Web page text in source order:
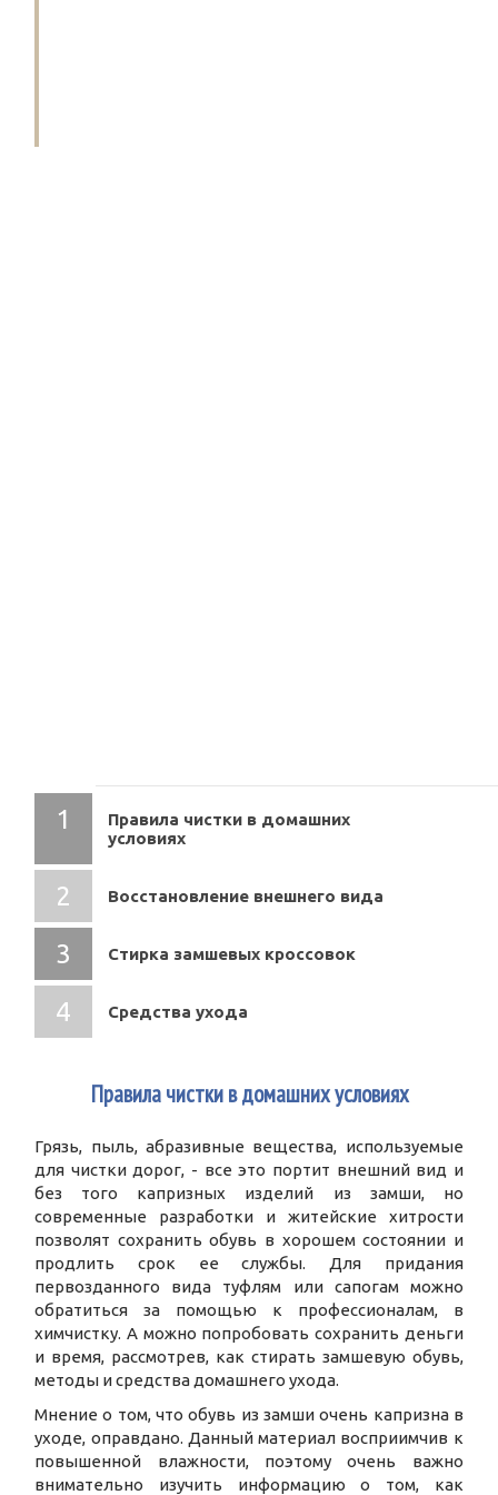
Правила чистки в домашних
условиях
Восстановление внешнего вида
Стирка замшевых кроссовок
Средства ухода
Правила чистки в домашних условиях
Грязь, пыль, абразивные вещества, используемые
для чистки дорог, - все это портит внешний вид и
без того капризных изделий из замши, но
современные разработки и житейские хитрости
позволят сохранить обувь в хорошем состоянии и
продлить срок ее службы. Для придания
первозданного вида туфлям или сапогам можно
обратиться за помощью к профессионалам, в
химчистку. А можно попробовать сохранить деньги
и время, рассмотрев, как стирать замшевую обувь,
методы и средства домашнего ухода.
Мнение о том, что обувь из замши очень капризна в
уходе, оправдано. Данный материал восприимчив к
повышенной влажности, поэтому очень важно
внимательно изучить информацию о том, как